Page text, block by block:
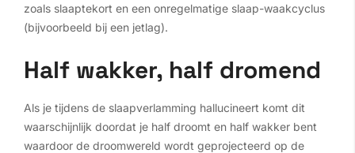
zoals slaaptekort en een onregelmatige slaap-waakcyclus
(bijvoorbeeld bij een jetlag).
Half wakker, half dromend
Als je tijdens de slaapverlamming hallucineert komt dit
waarschijnlijk doordat je half droomt en half wakker bent
waardoor de droomwereld wordt geprojecteerd op de